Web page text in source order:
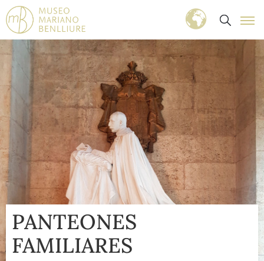
PANTEONES
FAMILIARES